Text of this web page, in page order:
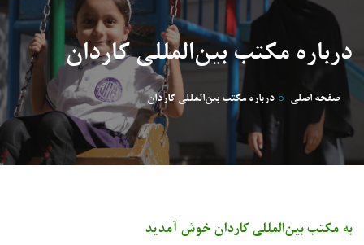
درباره مکتب بین‌المللی کاردان
صفحه اصلی درباره مکتب بین‌المللی کاردان
به مکتب بین‌المللی کاردان خوش آمدید